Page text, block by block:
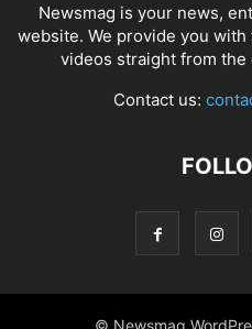
Newsmag is your news,
website. We provide you
videos straight from
Contact us:
© Newsmag